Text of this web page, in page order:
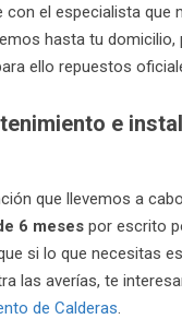
el especialista que
hasta tu domicilio,
ello repuestos
e
que llevemos a
6 mesespor escrito
si lo que necesitas
las averías, te
de Calderas